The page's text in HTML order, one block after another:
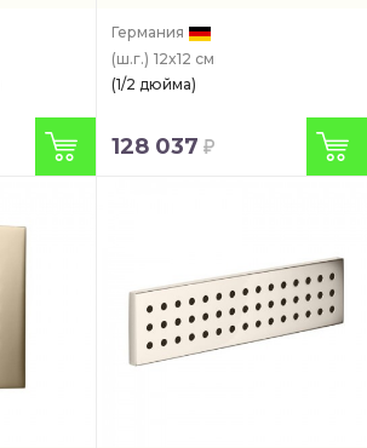
Германия
(ш.г.) 12x12 см
(1/2 дюйма)
128 037